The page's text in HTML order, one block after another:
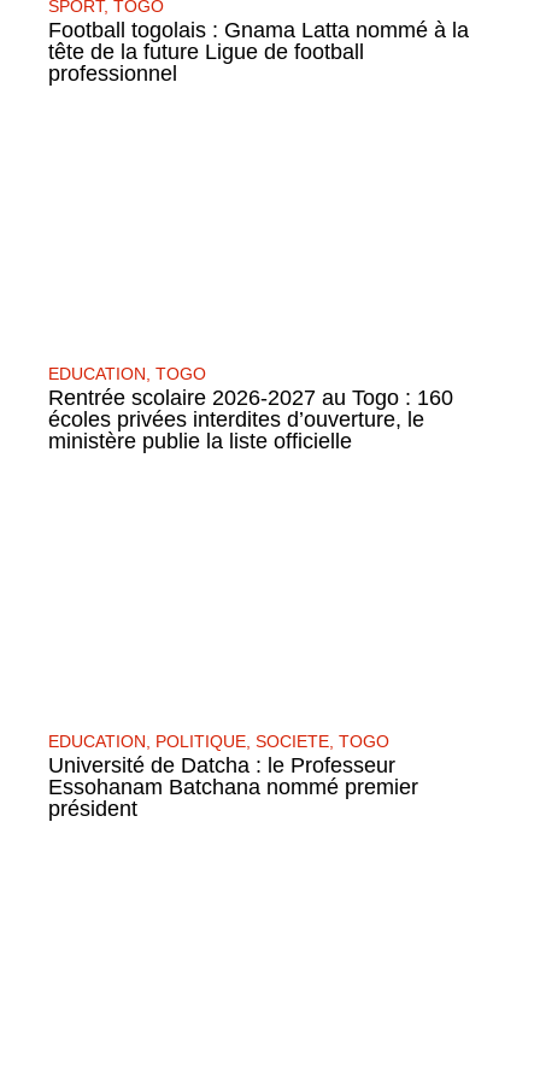
SPORT, TOGO
Football togolais : Gnama Latta nommé à la
tête de la future Ligue de football
professionnel
EDUCATION TOGO
Rentrée scolaire 2026-2027 au Togo : 160
écoles privées interdites d’ouverture, le
ministère publie la liste officielle
EDUCATION POLITIQUE SOCIETE TOGO
Université de Datcha : le Professeur
Essohanam Batchana nommé premier
président